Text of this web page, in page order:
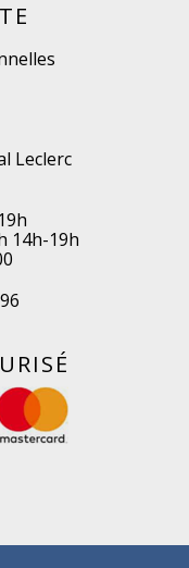
Leclerc
14h-19h